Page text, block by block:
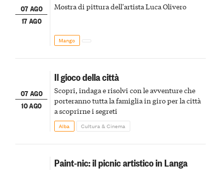
07 AGO
17 AGO
Mostra di pittura dell'artista Luca Olivero
Mango
07 AGO
10 AGO
Il gioco della città
Scopri, indaga e risolvi con le avventure che
porteranno tutta la famiglia in giro per la città
a scoprirne i segreti
Alba Cultura & Cinema
Paint-nic: il picnic artistico in Langa